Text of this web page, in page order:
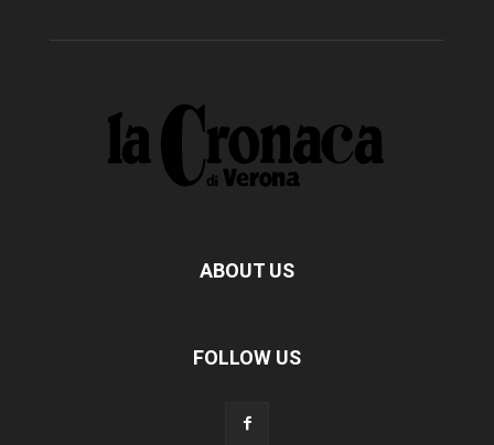
ABOUT US
FOLLOW US